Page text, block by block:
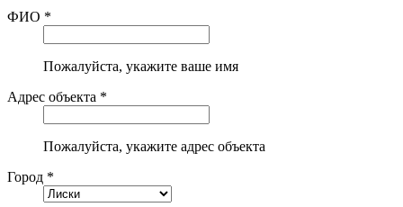
ФИО *
Пожалуйста, укажите ваше имя
Адрес объекта *
Пожалуйста, укажите адрес объекта
Город *